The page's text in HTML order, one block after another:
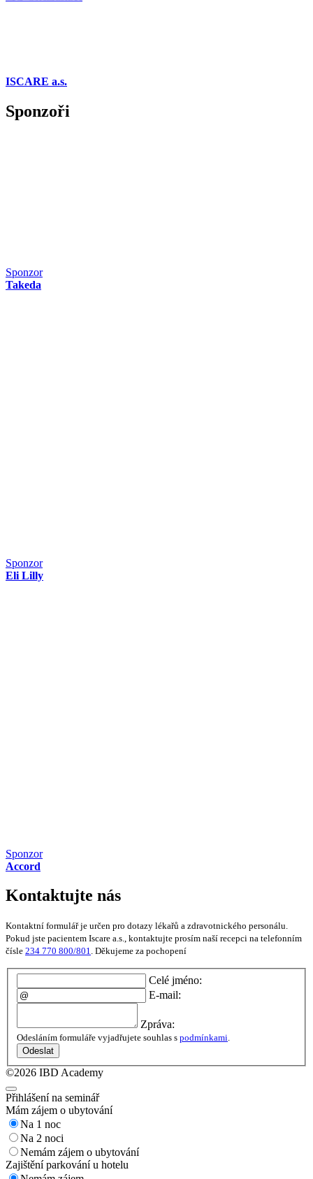
ISCARE a.s.
Sponzoři
Sponzor
Takeda
Sponzor
Eli Lilly
Sponzor
Accord
Kontaktujte nás
Kontaktní formulář je určen pro dotazy lékařů a zdravotnického personálu.
Pokud jste pacientem Iscare a.s., kontaktujte prosím naší recepci na telefonním
čísle 234 770 800/801. Děkujeme za pochopení
Celé jméno:
E-mail:
Zpráva:
Odesláním formuláře vyjadřujete souhlas s podmínkami
Odeslat
©2026 IBD Academy
Přihlášení na seminář
Mám zájem o ubytování
Na 1 noc
Na 2 noci
Nemám zájem o ubytování
Zajištění parkování u hotelu